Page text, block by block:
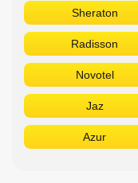
Sheraton
Radisson
Novotel
Jaz
Azur